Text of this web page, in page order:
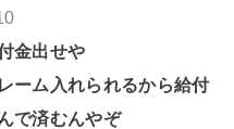
金出せや
ーム入れられるから給付
で済むんやぞ